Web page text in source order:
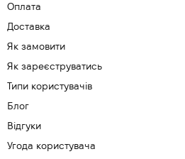
Оплата
Доставка
Як замовити
Як зареєструватись
Типи користувачів
Блог
Відгуки
Угода користувача